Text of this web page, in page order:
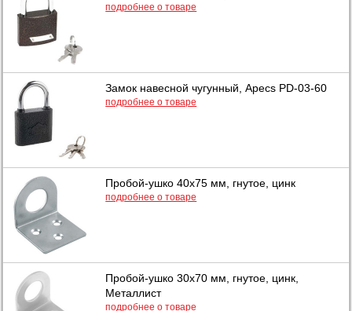
подробнее о товаре
Замок навесной чугунный, Apecs PD-03-60
подробнее о товаре
Пробой-ушко 40х75 мм, гнутое, цинк
подробнее о товаре
Пробой-ушко 30х70 мм, гнутое, цинк,
Металлист
подробнее о товаре